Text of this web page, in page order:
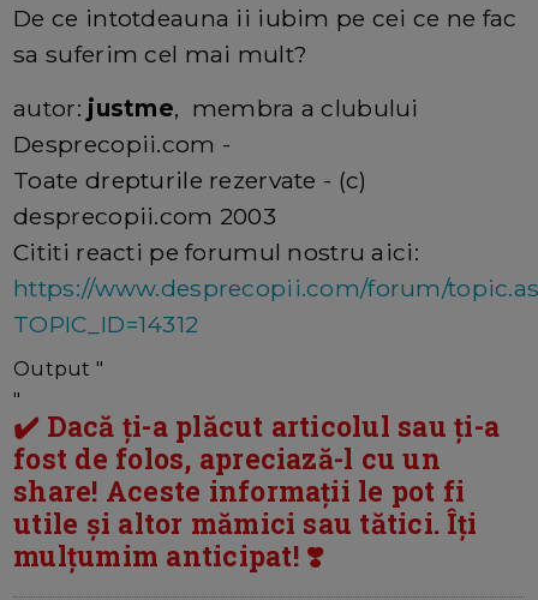
De ce intotdeauna ii iubim pe cei ce ne fac
sa suferim cel mai mult?
autor: justme, membra a clubului
Desprecopii.com -
Toate drepturile rezervate - (c)
desprecopii.com 2003
Cititi reacti pe forumul nostru aici:
https://www.desprecopii.com/forum/
TOPIC_ID=14312
Output "
"
✔️ Dacă ți-a plăcut articolul sau ți-a
fost de folos, apreciază-l cu un
share! Aceste informații le pot fi
utile și altor mămici sau tătici. Îți
mulțumim anticipat! ❣️